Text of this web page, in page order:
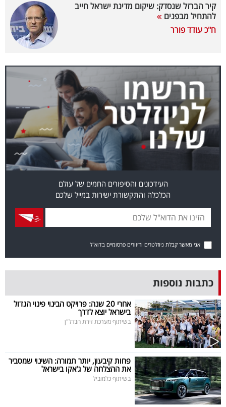
ניוזלטרים
מייל
אדום
אחרינו:
קיר הברזל שנסדק: שיקום מדינת ישראל חייב
להתחיל מבפנים
ח"כ עודד פורר
העידכונים והסיפורים החמים של עולם
הכלכלה והתקשורת ישירות במייל שלכם
אני מאשר קבלת ניוזלטרים ודיוורים פרסומיים בדוא"ל
כתבות נוספות
אחרי 20 שנה: פרויקט הבינוי פינוי הגדול
בישראל יוצא לדרך
בשיתוף מערכת זירת הנדל"ן
פחות קיבעון, יותר תמורה: השינוי שמסביר
את ההצלחה של ג'אקו בישראל
בשיתוף כלמוביל